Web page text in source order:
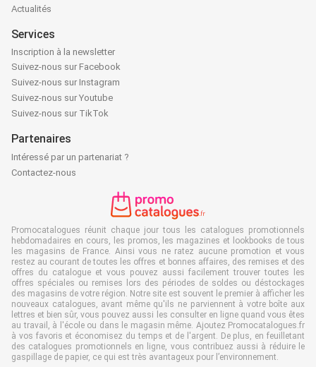
Actualités
Services
Inscription à la newsletter
Suivez-nous sur Facebook
Suivez-nous sur Instagram
Suivez-nous sur Youtube
Suivez-nous sur TikTok
Partenaires
Intéressé par un partenariat ?
Contactez-nous
Promocatalogues réunit chaque jour tous les catalogues promotionnels
hebdomadaires en cours, les promos, les magazines et lookbooks de tous
les magasins de France. Ainsi vous ne ratez aucune promotion et vous
restez au courant de toutes les offres et bonnes affaires, des remises et des
offres du catalogue et vous pouvez aussi facilement trouver toutes les
offres spéciales ou remises lors des périodes de soldes ou déstockages
des magasins de votre région. Notre site est souvent le premier à afficher les
nouveaux catalogues, avant même qu'ils ne parviennent à votre boîte aux
lettres et bien sûr, vous pouvez aussi les consulter en ligne quand vous êtes
au travail, à l'école ou dans le magasin même. Ajoutez Promocatalogues.fr
à vos favoris et économisez du temps et de l'argent. De plus, en feuilletant
des catalogues promotionnels en ligne, vous contribuez aussi à réduire le
gaspillage de papier, ce qui est très avantageux pour l’environnement.